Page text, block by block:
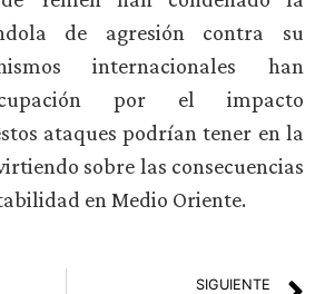
de agresión contra su
internacionales han
por el impacto
ataques podrían tener en la
sobre las consecuencias
en Medio Oriente.
SIGUIENTE